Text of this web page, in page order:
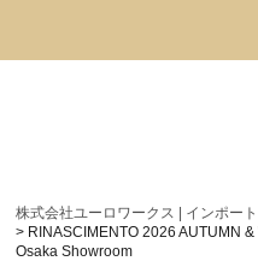
株式会社ユーロワークス | インポー
> RINASCIMENTO 2026 AUTUMN
Osaka Showroom